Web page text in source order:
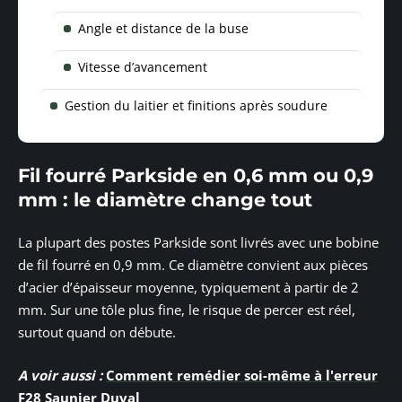
Angle et distance de la buse
Vitesse d’avancement
Gestion du laitier et finitions après soudure
Fil fourré Parkside en 0,6 mm ou 0,9
mm : le diamètre change tout
La plupart des postes Parkside sont livrés avec une bobine
de fil fourré en 0,9 mm. Ce diamètre convient aux pièces
d’acier d’épaisseur moyenne, typiquement à partir de 2
mm. Sur une tôle plus fine, le risque de percer est réel,
surtout quand on débute.
A voir aussi : Comment remédier soi-même à l'erreur
F28 Saunier Duval